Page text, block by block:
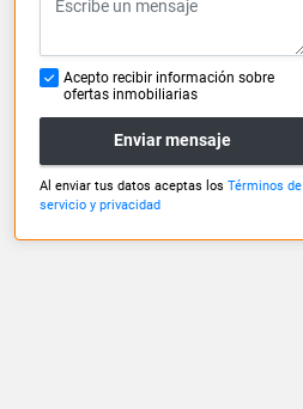
Acepto recibir información sobre
ofertas inmobiliarias
Enviar mensaje
Al enviar tus datos aceptas los Términos de
servicio y privacidad